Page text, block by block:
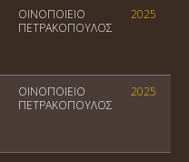
ΟΙΝΟΠΟΙΕΙΟ
ΠΕΤΡΑΚΟΠΟΥΛΟΣ
2025
ΟΙΝΟΠΟΙΕΙΟ
ΠΕΤΡΑΚΟΠΟΥΛΟΣ
2025